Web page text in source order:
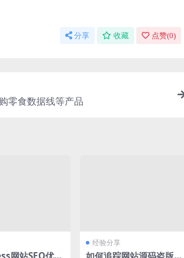
分享 收藏 点赞(0)
零食数据线等产品
经验分享